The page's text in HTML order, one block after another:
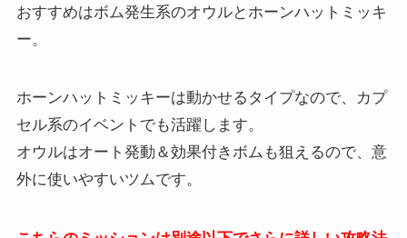
おすすめはボム発生系のオウルとホーンハットミッキ
ー。
ホーンハットミッキーは動かせるタイプなので、カプ
セル系のイベントでも活躍します。
オウルはオート発動＆効果付きボムも狙えるので、意
外に使いやすいツムです。